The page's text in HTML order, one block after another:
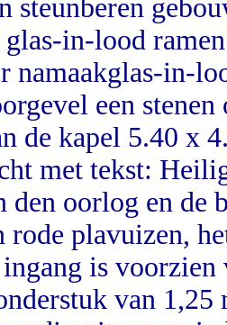
steunberen
in-lood
namaakglas-in-
een
de kapel 5.40 x
met tekst:
den oorlog en
rode plavuizen,
is
van